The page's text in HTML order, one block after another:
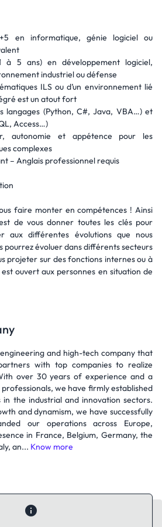
en informatique, génie logiciel ou
à 5 ans) en développement logiciel,
industriel ou défense
ILS ou d’un environnement lié
est un atout fort
langages (Python, C#, Java, VBA…) et
Access…)
autonomie et appétence pour les
complexes
– Anglais professionnel requis
faire monter en compétences ! Ainsi
de vous donner toutes les clés pour
aux différentes évolutions que nous
pourrez évoluer dans différents secteurs
projeter sur des fonctions internes ou à
ouvert aux personnes en situation de
and high-tech company that
with top companies to realize
over 30 years of experience and a
we have firmly established
in the industrial and innovation sectors.
and dynamism, we have successfully
our operations across Europe,
in France, Belgium, Germany, the
an... Know more